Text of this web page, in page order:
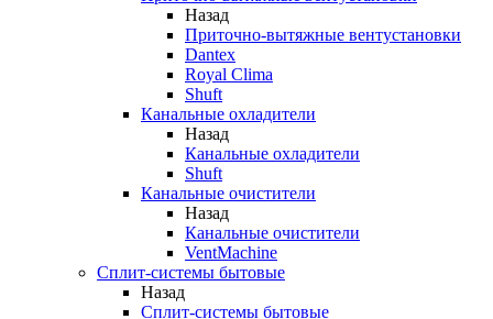
Назад
Приточно-вытяжные вентустановки
Dantex
Royal Clima
Shuft
Канальные охладители
Назад
Канальные охладители
Shuft
Канальные очистители
Назад
Канальные очистители
VentMachine
Сплит-системы бытовые
Назад
Сплит-системы бытовые